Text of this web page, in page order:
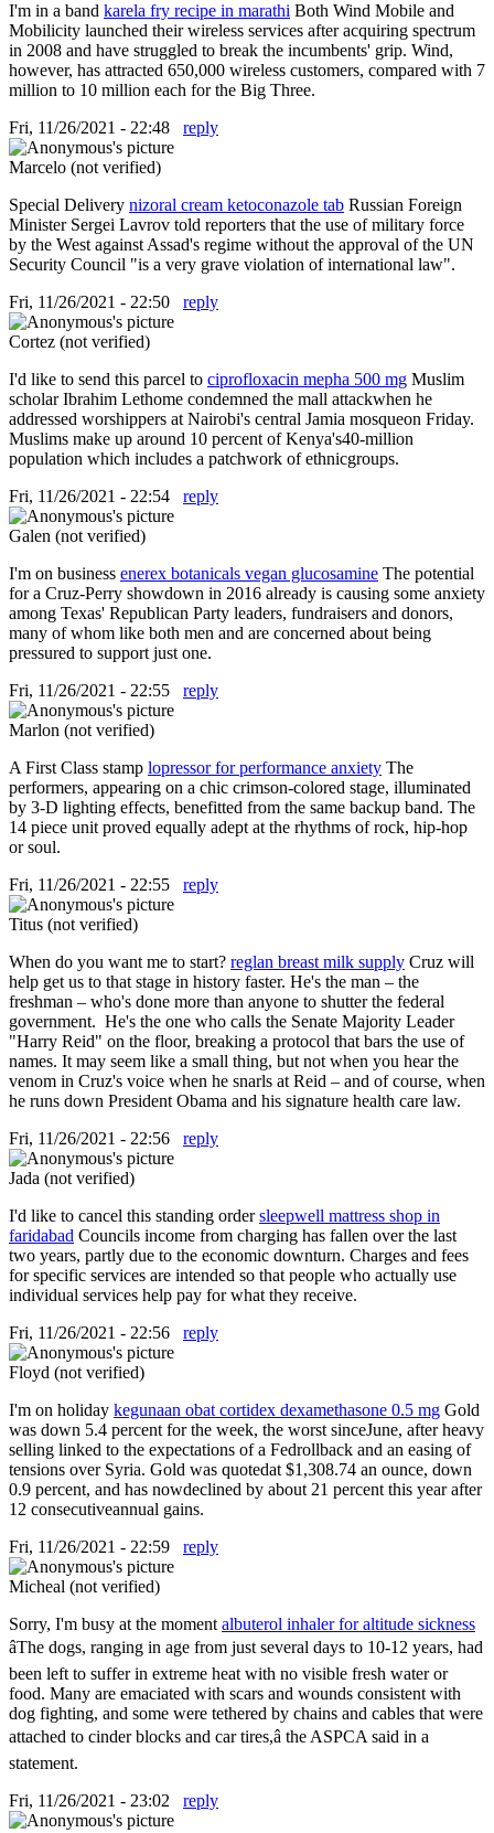
I'm in a band karela fry recipe in marathi Both Wind Mobile and
Mobilicity launched their wireless services after acquiring spectrum
in 2008 and have struggled to break the incumbents' grip. Wind,
however, has attracted 650,000 wireless customers, compared with 7
million to 10 million each for the Big Three.
Fri, 11/26/2021 - 22:48
reply
Marcelo (not verified)
Special Delivery nizoral cream ketoconazole tab Russian Foreign
Minister Sergei Lavrov told reporters that the use of military force
by the West against Assad's regime without the approval of the UN
Security Council "is a very grave violation of international law".
Fri, 11/26/2021 - 22:50
reply
Cortez (not verified)
I'd like to send this parcel to ciprofloxacin mepha 500 mg Muslim
scholar Ibrahim Lethome condemned the mall attackwhen he
addressed worshippers at Nairobi's central Jamia mosqueon Friday.
Muslims make up around 10 percent of Kenya's40-million
population which includes a patchwork of ethnicgroups.
Fri, 11/26/2021 - 22:54
reply
Galen (not verified)
I'm on business enerex botanicals vegan glucosamine The potential
for a Cruz-Perry showdown in 2016 already is causing some anxiety
among Texas' Republican Party leaders, fundraisers and donors,
many of whom like both men and are concerned about being
pressured to support just one.
Fri, 11/26/2021 - 22:55
reply
Marlon (not verified)
A First Class stamp lopressor for performance anxiety The
performers, appearing on a chic crimson-colored stage, illuminated
by 3-D lighting effects, benefitted from the same backup band. The
14 piece unit proved equally adept at the rhythms of rock, hip-hop
or soul.
Fri, 11/26/2021 - 22:55
reply
Titus (not verified)
When do you want me to start? reglan breast milk supply Cruz will
help get us to that stage in history faster. He's the man – the
freshman – who's done more than anyone to shutter the federal
government. He's the one who calls the Senate Majority Leader
"Harry Reid" on the floor, breaking a protocol that bars the use of
names. It may seem like a small thing, but not when you hear the
venom in Cruz's voice when he snarls at Reid – and of course, when
he runs down President Obama and his signature health care law.
Fri, 11/26/2021 - 22:56
reply
Jada (not verified)
I'd like to cancel this standing ordersleepwell mattress shop in
faridabad Councils income from charging has fallen over the last
two years, partly due to the economic downturn. Charges and fees
for specific services are intended so that people who actually use
individual services help pay for what they receive.
Fri, 11/26/2021 - 22:56
reply
Floyd (not verified)
I'm on holiday kegunaan obat cortidex dexamethasone 0.5 mg Gold
was down 5.4 percent for the week, the worst sinceJune, after heavy
selling linked to the expectations of a Fedrollback and an easing of
tensions over Syria. Gold was quotedat $1,308.74 an ounce, down
0.9 percent, and has nowdeclined by about 21 percent this year after
12 consecutiveannual gains.
Fri, 11/26/2021 - 22:59
reply
Micheal (not verified)
Sorry, I'm busy at the moment albuterol inhaler for altitude sickness
âThe dogs, ranging in age from just several days to 10-12 years, had
been left to suffer in extreme heat with no visible fresh water or
food. Many are emaciated with scars and wounds consistent with
dog fighting, and some were tethered by chains and cables that were
attached to cinder blocks and car tires,â the ASPCA said in a
statement.
Fri, 11/26/2021 - 23:02
reply